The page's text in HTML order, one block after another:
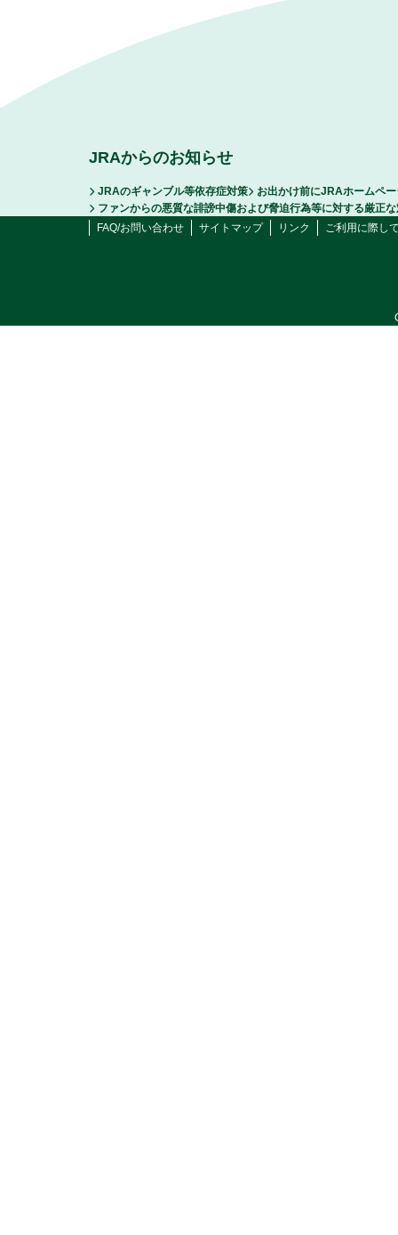
JRAからのお知らせ
JRAのギャンブル等依存症対策
お出かけ前にJRAホームペ
ファンからの悪質な誹謗中傷および脅迫行為等に対する厳正
FAQ/お問い合わせ
サイトマップ リンク ご利用に際し